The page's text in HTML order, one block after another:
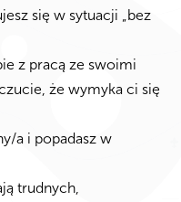
się w sytuacji „bez
z pracą ze swoimi
że wymyka ci się
a i popadasz w
trudnych,